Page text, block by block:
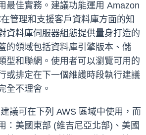
最佳實務。建議功能運用 Amazon
管理和支援客戶資料庫方面的知
資料庫伺服器組態提供量身打造的
的領域包括資料庫引擎版本、儲
型和聯網。使用者可以瀏覽可用的
或排定在下一個維護時段執行建議
全不理會。
議可在下列 AWS 區域中使用，而
：美國東部 (維吉尼亞北部)、美國